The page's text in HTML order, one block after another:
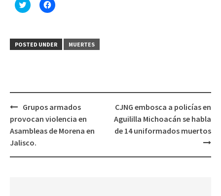
Haz
clic
(Se
abre
Haz
clic
(Se
abre
POSTED UNDER MUERTES
Post
navigation
Grupos armados
provocan violencia en
Asambleas de Morena en
Jalisco.
CJNG embosca a policías en
Aguililla Michoacán se habla
de 14 uniformados muertos